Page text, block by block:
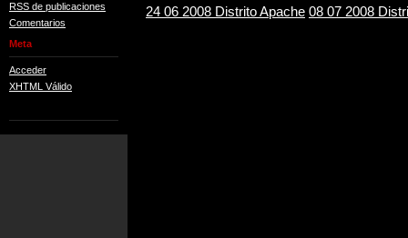
RSS de publicaciones
Comentarios
Meta
Acceder
XHTML Válido
24 06 2008 Distrito Apache 08 07 2008